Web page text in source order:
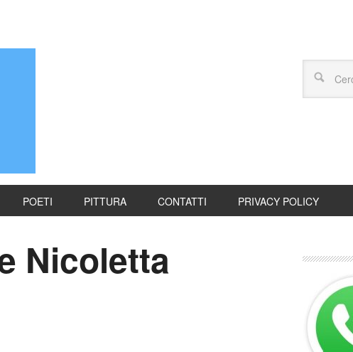
POETI PITTURA CONTATTI PRIVACY POLICY
Nicoletta